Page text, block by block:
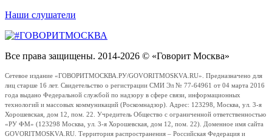
Наши слушатели
Все права защищены. 2014-2026 © «Говорит Москва»
Сетевое издание «ГОВОРИТМОСКВА.РУ/GOVORITMOSKVA.RU». Предназначено для
лиц старше 16 лет. Свидетельство о регистрации СМИ Эл № 77-64961 от 04 марта 2016
года выдано Федеральной службой по надзору в сфере связи, информационных
технологий и массовых коммуникаций (Роскомнадзор). Адрес: 123298, Москва, ул. 3-я
Хорошевская, дом 12, пом. 22. Учредитель Общество с ограниченной ответственностью
«РУ ФМ» (123298 Москва, ул. 3-я Хорошевская, дом 12, пом. 22). Доменное имя сайта
GOVORITMOSKVA.RU. Территория распространения – Российская Федерация и